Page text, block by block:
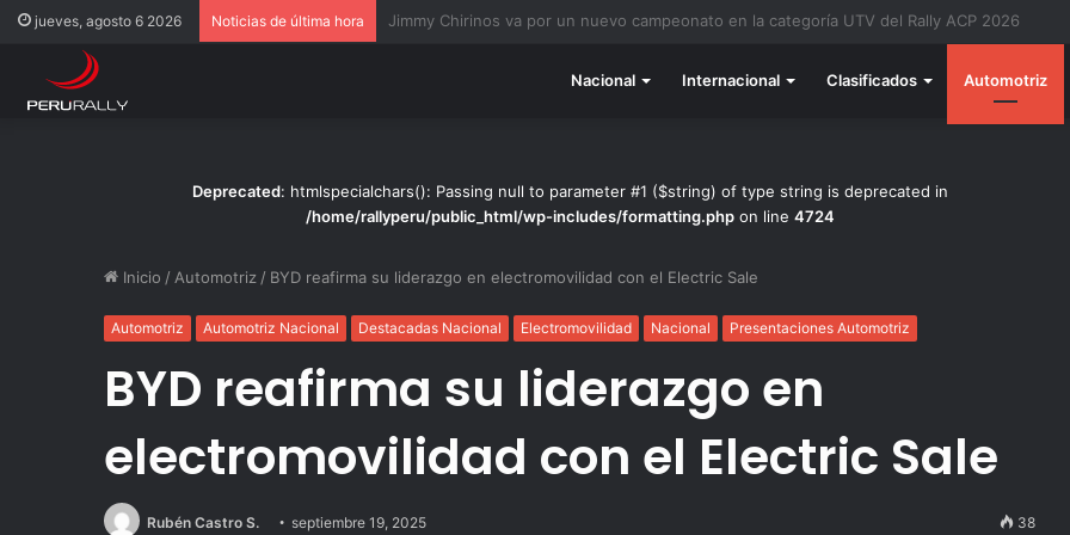
jueves, agosto 6 2026 Noticias de última hora Rally Pisco 2026: todo listo para la gran final del RallyACP
Nacional Internacional Clasificados Automotriz
Deprecated: htmlspecialchars(): Passing null to parameter #1 ($string) of type string is deprecated in
/home/rallyperu/public_html/wp-includes/formatting.phpon line 4724
Inicio / Automotriz / BYD reafirma su liderazgo en electromovilidad con el Electric Sale
Automotriz Automotriz Nacional Destacadas Nacional Electromovilidad Nacional Presentaciones Automotriz
BYD reafirma su liderazgo en
electromovilidad con el Electric Sale
Rubén Castro S. septiembre 19, 2025 38